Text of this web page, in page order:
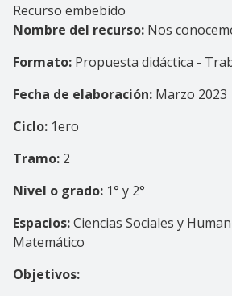
Recurso embebido
Nombre del recurso: Nos
Formato: Propuesta didáctica -
Fecha de elaboración: Marzo 2023
Ciclo: 1ero
Tramo: 2
Nivel o grado: 1° y 2°
Espacios:Ciencias Sociales y
Matemático
Objetivos: